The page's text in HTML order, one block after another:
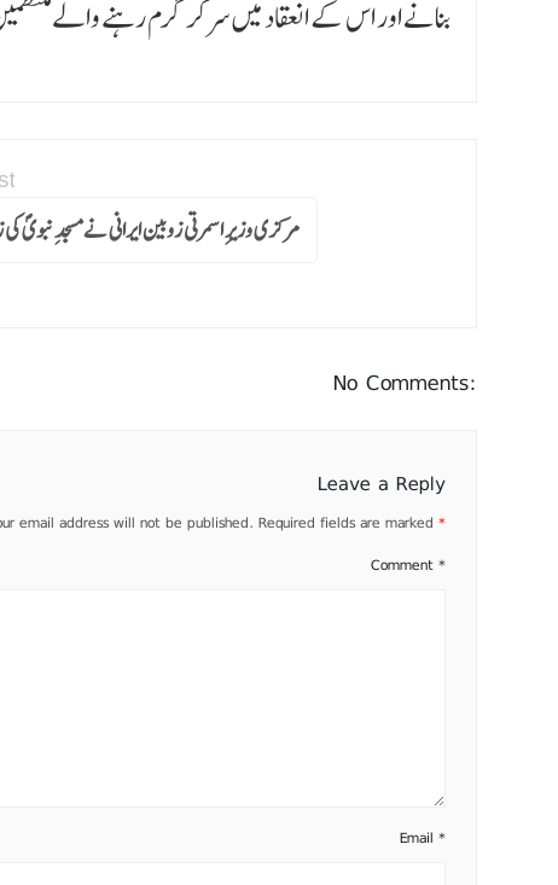
بنانے اور اس کے انعقاد میں سرکرگرم رہنے والے
مرکزی وزیرِ اسمرتی زوبین ایرانی نےمسجدِ نبویؐ
No Comments:
Leave a Reply
email address will not be published. Required fields are marked *
Comment *
Email *